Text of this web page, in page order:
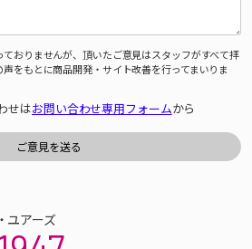
おりませんが、頂いたご意見はスタッフがすべて拝
をもとに商品開発・サイト改善を行ってまいりま
せはお問い合わせ専用フォームから
ユアーズ